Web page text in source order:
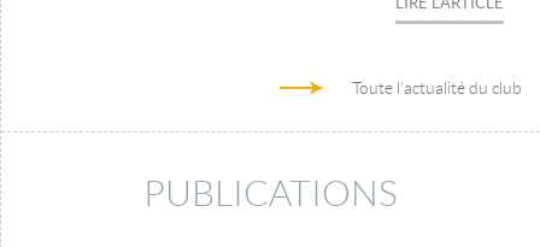
Toute l'actualité du club
PUBLICATIONS